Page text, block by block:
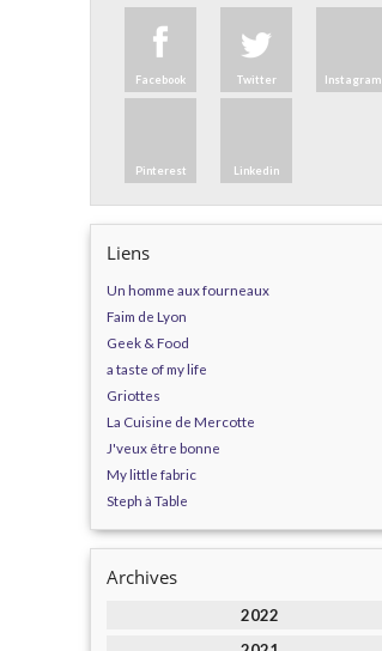
Facebook Twitter Instagram
Pinterest Linkedin
Liens
Un homme aux fourneaux
Faim de Lyon
Geek & Food
a taste of my life
Griottes
La Cuisine de Mercotte
J'veux être bonne
My little fabric
Steph à Table
Archives
2022